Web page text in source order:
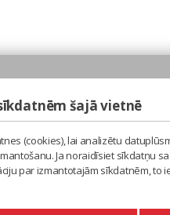
šajā vietnē
(cookies), lai analizētu
Ja noraidīsiet sīkdatņu
par izmantotajām sīkdatnēm,